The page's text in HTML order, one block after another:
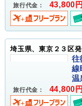
旅行代金： 43,800
埼玉県、東京２３区発
往
線
温
旅行代金： 44,800